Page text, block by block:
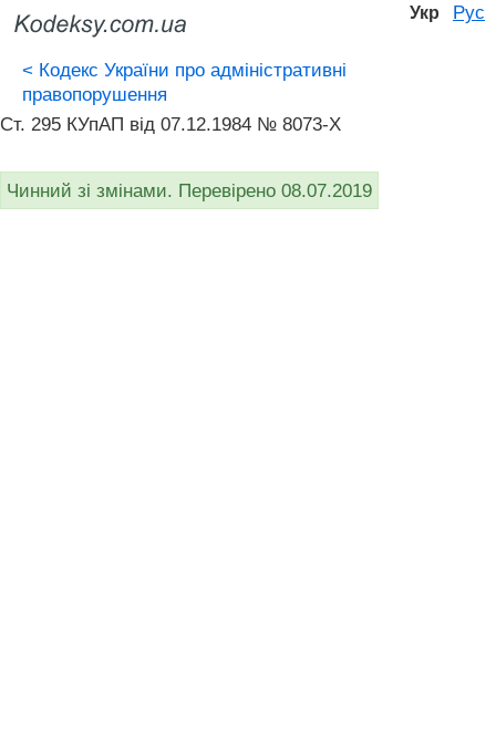
Укр Рус
< Кодекс України про адміністративні
правопорушення
Ст. 295 КУпАП вiд 07.12.1984 № 8073-X
Чинний зі змінами. Перевірено 08.07.2019